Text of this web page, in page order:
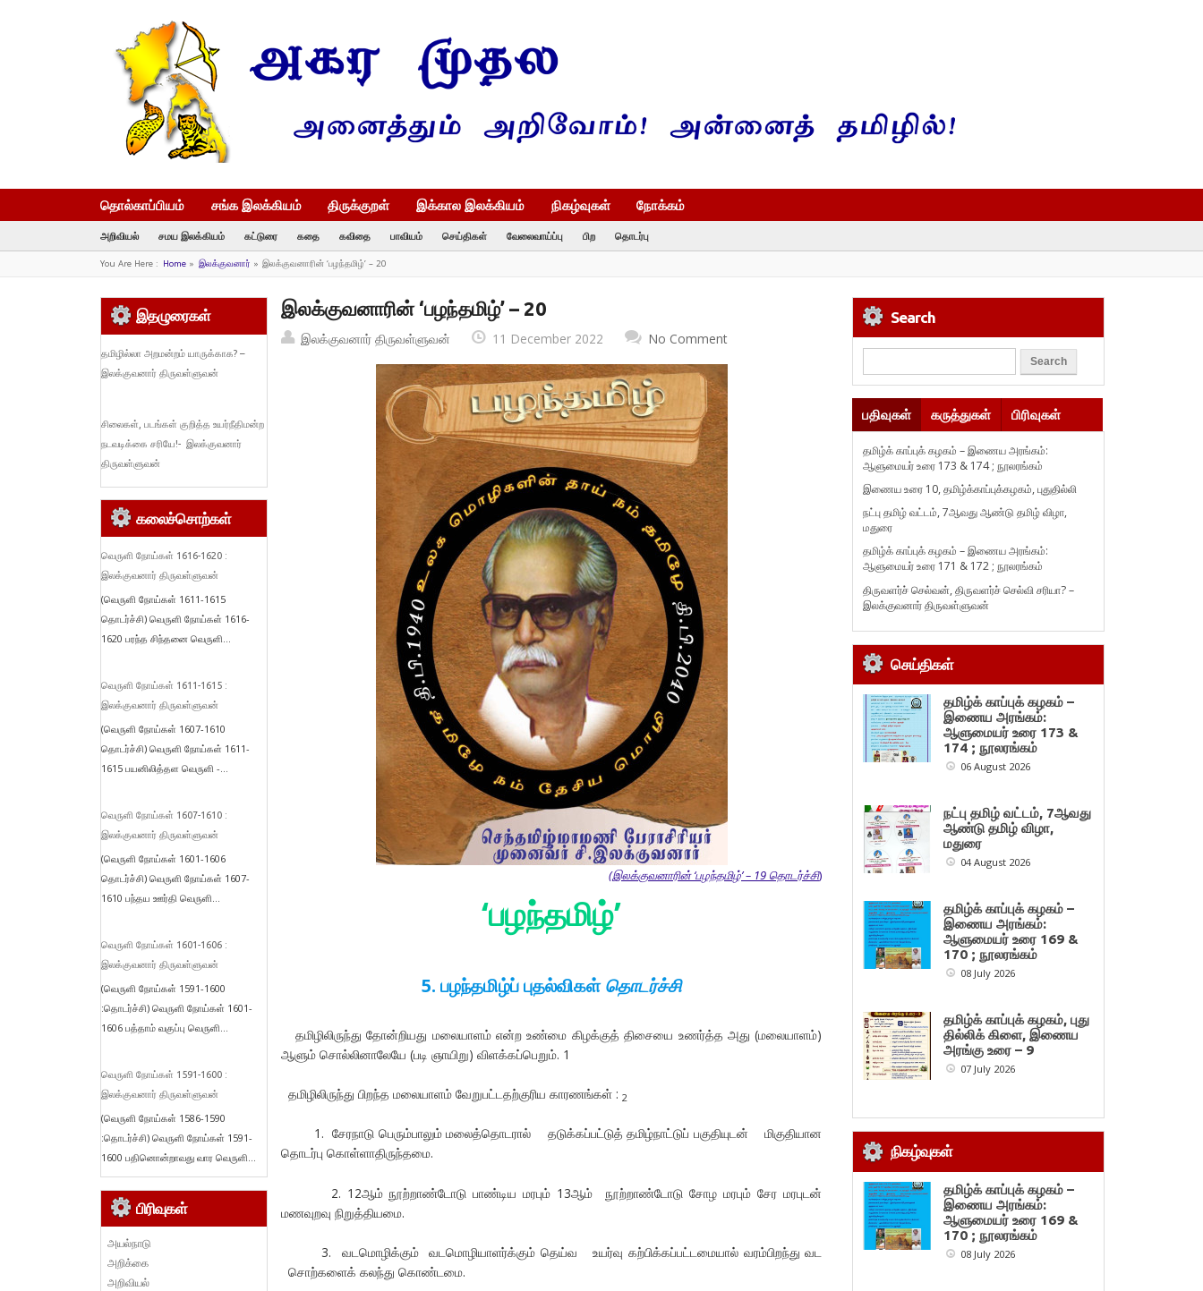
தொல்காப்பியம் சங்க இலக்கியம் திருக்குறள் இக்கால இலக்கியம் நிகழ்வுகள் நோக்கம்
அறிவியல் சமய இலக்கியம் கட்டுரை கதை கவிதை பாவியம் செய்திகள் வேலைவாய்ப்பு பிற தொடர்பு
You Are Here : Home» இலக்குவனார் » இலக்குவனாரின் ‘பழந்தமிழ்’ – 20
இலக்குவனாரின் ‘பழந்தமிழ்’ – 20
இலக்குவனார் திருவள்ளுவன் 11 December 2022 No Comment
(இலக்குவனாரின் ‘பழந்தமிழ்’ – 19 தொடர்ச்சி)
‘பழந்தமிழ்’
5. பழந்தமிழ்ப் புதல்விகள்தொடர்ச்சி
தமிழிலிருந்து தோன்றியது மலையாளம் என்ற உண்மை கிழக்குத் திசையை உணர்த்த அது (மலையாளம்)
ஆளும் சொல்லினாலேயே (படி ஞாயிறு) விளக்கப்பெறும். 1
தமிழிலிருந்து பிறந்த மலையாளம் வேறுபட்டதற்குரிய காரணங்கள் : 2
1. சேரநாடு பெரும்பாலும் மலைத்தொடரால் தடுக்கப்பட்டுத் தமிழ்நாட்டுப் பகுதியுடன் மிகுதியான
தொடர்பு கொள்ளாதிருந்தமை.
2. 12ஆம் நூற்றாண்டோடு பாண்டிய மரபும் 13ஆம் நூற்றாண்டோடு சோழ மரபும் சேர மரபுடன்
மணவுறவு நிறுத்தியமை.
3. வடமொழிக்கும் வடமொழியாளர்க்கும் தெய்வ உயர்வு கற்பிக்கப்பட்டமையால் வரம்பிறந்து வட
சொற்களைக் கலந்து கொண்டமை.
இதழுரைகள்
தமிழில்லா அறமன்றம் யாருக்காக? –
இலக்குவனார் திருவள்ளுவன்
சிலைகள், படங்கள் குறித்த உயர்நீதிமன்ற
நடவடிக்கை சரியே!- இலக்குவனார்
திருவள்ளுவன்
கலைச்சொற்கள்
வெருளி நோய்கள் 1616-1620 :
இலக்குவனார் திருவள்ளுவன்
(வெருளி நோய்கள் 1611-1615
தொடர்ச்சி) வெருளி நோய்கள் 1616-
1620 பரந்த சிந்தனை வெருளி...
வெருளி நோய்கள் 1611-1615 :
இலக்குவனார் திருவள்ளுவன்
(வெருளி நோய்கள் 1607-1610
தொடர்ச்சி) வெருளி நோய்கள் 1611-
1615 பயனிலித்தள வெருளி -...
வெருளி நோய்கள் 1607-1610 :
இலக்குவனார் திருவள்ளுவன்
(வெருளி நோய்கள் 1601-1606
தொடர்ச்சி) வெருளி நோய்கள் 1607-
1610 பந்தய ஊர்தி வெருளி...
வெருளி நோய்கள் 1601-1606 :
இலக்குவனார் திருவள்ளுவன்
(வெருளி நோய்கள் 1591-1600
:தொடர்ச்சி) வெருளி நோய்கள் 1601-
1606 பத்தாம் வகுப்பு வெருளி...
வெருளி நோய்கள் 1591-1600 :
இலக்குவனார் திருவள்ளுவன்
(வெருளி நோய்கள் 1586-1590
:தொடர்ச்சி) வெருளி நோய்கள் 1591-
1600 பதினொன்றாவது வார வெருளி...
பிரிவுகள்
அயல்நாடு
அறிக்கை
அறிவியல்
Search
பதிவுகள் கருத்துகள் பிரிவுகள்
தமிழ்க் காப்புக் கழகம் – இணைய அரங்கம்:
ஆளுமையர் உரை 173 & 174 ; நூலரங்கம்
இணைய உரை 10, தமிழ்க்காப்புக்கழகம், புதுதில்லி
நட்பு தமிழ் வட்டம், 7ஆவது ஆண்டு தமிழ் விழா,
மதுரை
தமிழ்க் காப்புக் கழகம் – இணைய அரங்கம்:
ஆளுமையர் உரை 171 & 172 ; நூலரங்கம்
திருவளர்ச் செல்வன், திருவளர்ச் செல்வி சரியா? –
இலக்குவனார் திருவள்ளுவன்
செய்திகள்
தமிழ்க் காப்புக் கழகம் –
இணைய அரங்கம்:
ஆளுமையர் உரை 173 &
174 ; நூலரங்கம்
06 August 2026
நட்பு தமிழ் வட்டம், 7ஆவது
ஆண்டு தமிழ் விழா,
மதுரை
04 August 2026
தமிழ்க் காப்புக் கழகம் –
இணைய அரங்கம்:
ஆளுமையர் உரை 169 &
170 ; நூலரங்கம்
08 July 2026
தமிழ்க் காப்புக் கழகம், புது
தில்லிக் கிளை, இணைய
அரங்கு உரை – 9
07 July 2026
நிகழ்வுகள்
தமிழ்க் காப்புக் கழகம் –
இணைய அரங்கம்:
ஆளுமையர் உரை 169 &
170 ; நூலரங்கம்
08 July 2026